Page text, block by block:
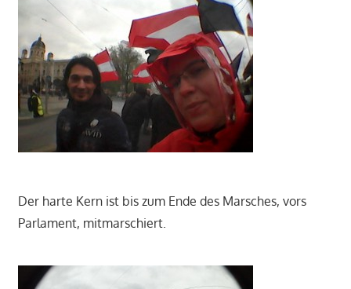
Der harte Kern ist bis zum Ende des Marsches, vors
Parlament, mitmarschiert.